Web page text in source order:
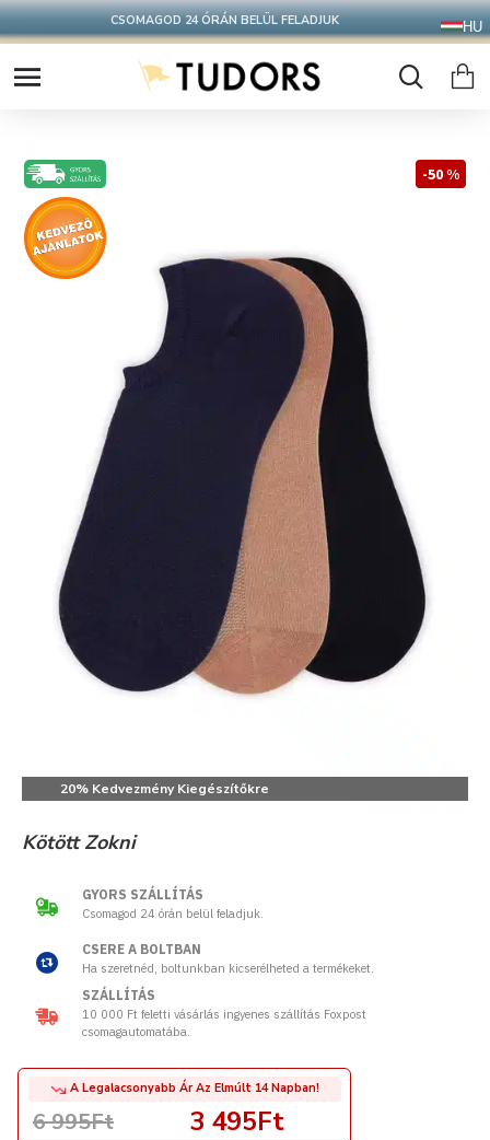
CSOMAGOD 24 ÓRÁN BELÜL FELADJUK HU
20% Kedvezmény Kiegészítőkre
-50 %
Kötött Zokni
3 495Ft
A Legalacsonyabb Ár Az Elmúlt 14 Napban!
6 995Ft
GYORS SZÁLLÍTÁS
Csomagod 24 órán belül feladjuk.
CSERE A BOLTBAN
Ha szeretnéd, boltunkban kicserélheted a termékeket.
SZÁLLÍTÁS
10 000 Ft feletti vásárlás ingyenes szállítás Foxpost
csomagautomatába.